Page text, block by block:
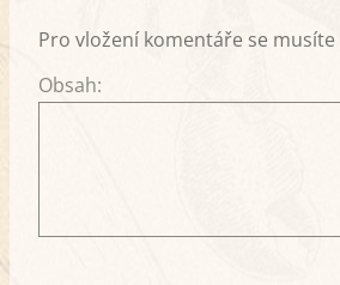
Pro vložení komentáře se musíte
Obsah: